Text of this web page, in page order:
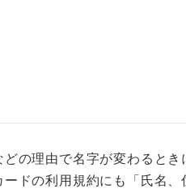
の理由で名字が変わると
ドの利用規約にも「氏名